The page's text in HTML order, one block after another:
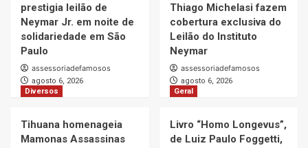
prestigia leilão de
Neymar Jr. em noite de
solidariedade em São
Paulo
assessoriadefamosos
agosto 6, 2026
Thiago Michelasi fazem
cobertura exclusiva do
Leilão do Instituto
Neymar
assessoriadefamosos
agosto 6, 2026
Diversos
Tihuana homenageia
Mamonas Assassinas
Geral
Livro “Homo Longevus”,
de Luiz Paulo Foggetti,